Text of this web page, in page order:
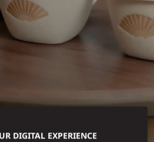
DIGITAL EXPERIENCE